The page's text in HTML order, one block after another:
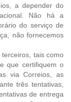
a depender do
Não há a
do serviço de
não fornecemos
tais como
que certifiquem o
via Correios, as
três tentativas,
de entrega